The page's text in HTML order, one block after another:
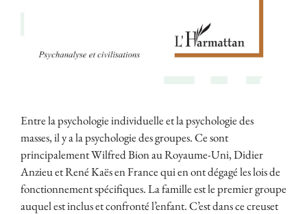
Entre la psychologie individuelle et la psychologie des
masses, il y a la psychologie des groupes. Ce sont
principalement Wilfred Bion au Royaume-Uni, Didier
Anzieu et René Kaës en France qui en ont dégagé les lois de
fonctionnement spécifiques. La famille est le premier groupe
auquel est inclus et confronté l’enfant. C’est dans ce creuset